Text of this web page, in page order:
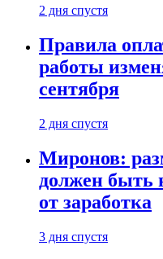
2 дня спустя
Правила
работы
сентября
2 дня спустя
Миронов:
должен быть
от заработка
3 дня спустя